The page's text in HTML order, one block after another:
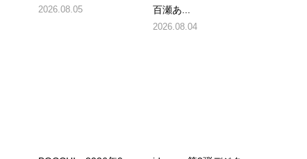
2026.08.05
百瀬あ...
2026.08.04